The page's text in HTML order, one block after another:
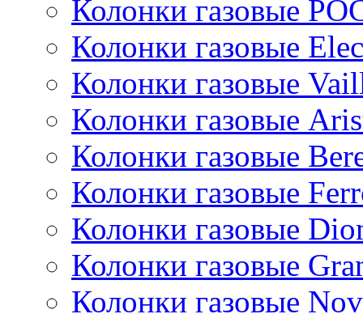
Колонки газовые
Колонки газовые
Колонки газовые
Колонки газовые
Колонки газовые
Колонки газовые
Колонки газовые
Колонки газовые
Колонки газовые